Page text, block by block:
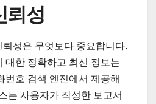
뢰성
성은 무엇보다 중요합니다.
대한 정확하고 최신 정보는
번호 검색 엔진에서 제공해
는 사용자가 작성한 보고서